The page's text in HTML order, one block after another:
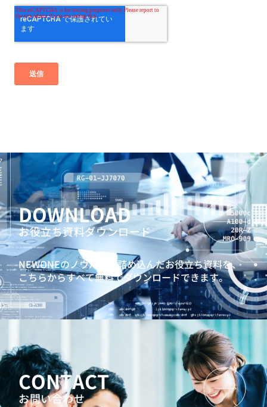
DOWNLOAD
お役立ち資料ダウンロード
NEWONEのノウハウを詰め込んだお役立ち資料を、
こちらからすべて無料でダウンロードできます。
CONTACT
お問い合わせ